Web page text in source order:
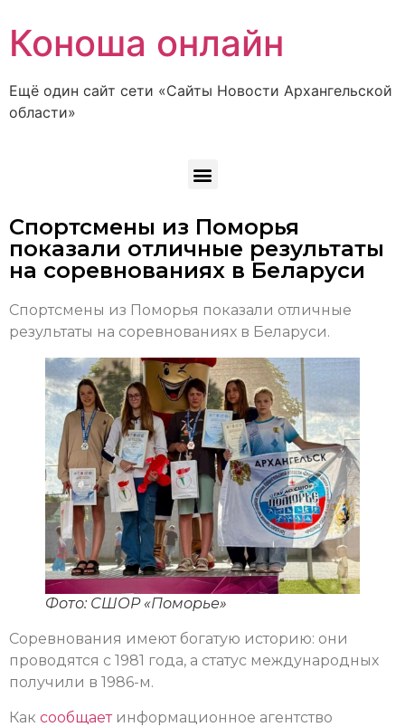
Коноша онлайн
Ещё один сайт сети «Сайты Новости Архангельской
области»
Спортсмены из Поморья
показали отличные результаты
на соревнованиях в Беларуси
Спортсмены из Поморья показали отличные
результаты на соревнованиях в Беларуси.
Фото: СШОР «Поморье»
Соревнования имеют богатую историю: они
проводятся с 1981 года, а статус международных
получили в 1986-м.
Как сообщаетинформационное агентство